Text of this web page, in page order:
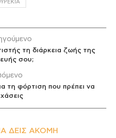
τη διάρκεια ζωής της
σου;
τη φόρτιση που πρέπει να
ΔΕΙΣ ΑΚΌΜΗ